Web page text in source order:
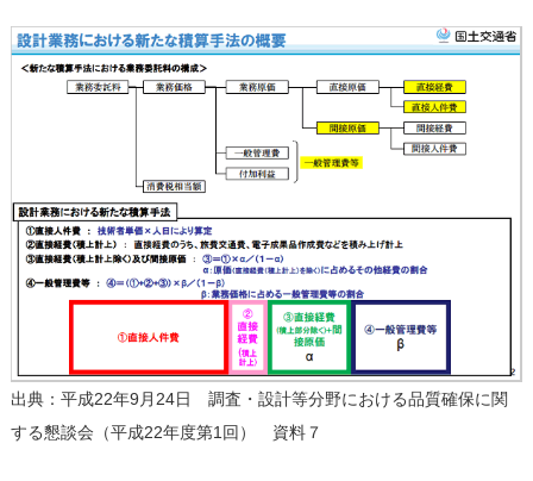
出典：平成22年9月24日 調査・設計等分野における品質確保に関
する懇談会（平成22年度第1回） 資料７